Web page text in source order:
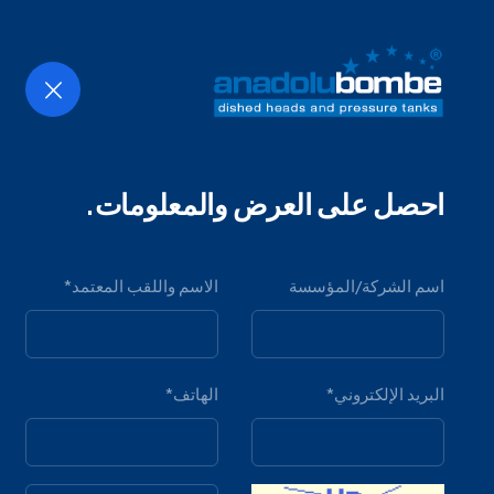
احصل على العرض والمعلومات.
اسم الشركة/المؤسسة الاسم واللقب المعتمد*
البريد الإلكتروني* الهاتف*
رؤوس